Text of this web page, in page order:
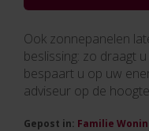
Ook zonnepanelen
beslissing: zo draagt
bespaart u op uw
adviseur op de
Gepost in: Familie